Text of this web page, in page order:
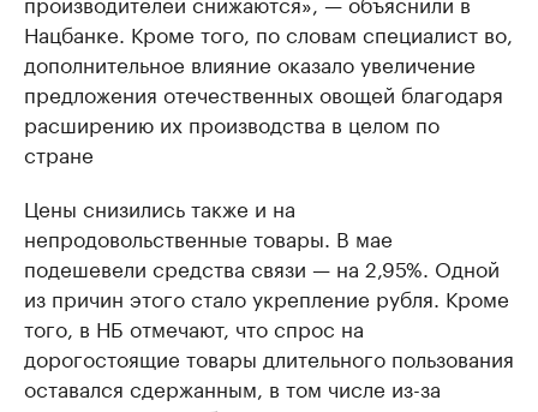
Нацбанке. Кроме того, по словам специалист во,
дополнительное влияние оказало увеличение
предложения отечественных овощей благодаря
расширению их производства в целом по
стране
Цены снизились также и на
непродовольственные товары. В мае
подешевели средства связи — на 2,95%. Одной
из причин этого стало укрепление рубля. Кроме
того, в НБ отмечают, что спрос на
дорогостоящие товары длительного пользования
оставался сдержанным, в том числе из-за